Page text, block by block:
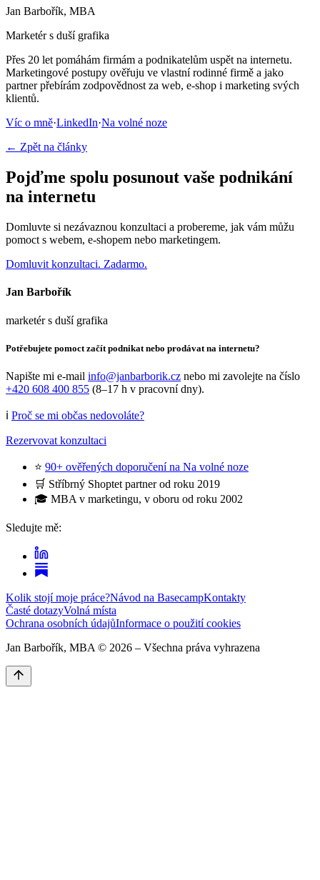
Jan Barbořík, MBA
Marketér s duší grafika
Přes 20 let pomáhám firmám a podnikatelům uspět na internetu.
Marketingové postupy ověřuju ve vlastní rodinné firmě a jako
partner přebírám zodpovědnost za web, e-shop i marketing svých
klientů.
Víc o mně·LinkedIn·Na volné noze
← Zpět na články
Pojďme spolu posunout vaše podnikání
na internetu
Domluvte si nezávaznou konzultaci a probereme, jak vám můžu
pomoct s webem, e-shopem nebo marketingem.
Domluvit konzultaci. Zadarmo.
Jan Barbořík
marketér s duší grafika
Potřebujete pomoct začít podnikat nebo prodávat na internetu?
Napište mi e-mail info@janbarborik.cz nebo mi zavolejte na číslo
+420 608 400 855 (8–17 h v pracovní dny).
ℹ️ Proč se mi občas nedovoláte?
Rezervovat konzultaci
⭐ 90+ ověřených doporučení na Na volné noze
🛒 Stříbrný Shoptet partner od roku 2019
🎓 MBA v marketingu, v oboru od roku 2002
Sledujte mě:
Kolik stojí moje práce?Návod na BasecampKontakty
Časté dotazyVolná místa
Ochrana osobních údajůInformace o použití cookies
Jan Barbořík, MBA © 2026 – Všechna práva vyhrazena